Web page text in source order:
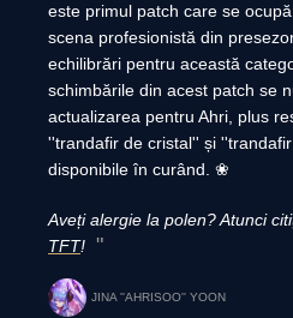
este primul patch care se
scena profesionistă din
echilibrări pentru această
schimbările din acest patch se
actualizarea pentru Ahri, plus
''trandafir de cristal'' și
disponibile în curând. ❀
Aveți alergie la polen? Atunci
TFT!
JINA ''AHRISOO'' YOON